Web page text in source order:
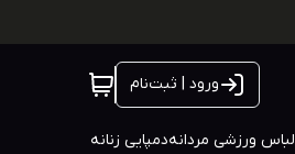
ورود | ثبت‌نام
لباس ورزشی مردانهدمپایی زنانه